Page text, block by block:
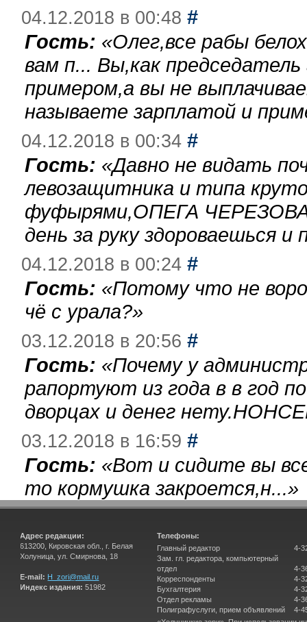
04.12.2018 в 00:48 #
Гость: «Олег,все рабы
вам п... Вы,как
примером,а вы не
называете зарплатой и
04.12.2018 в 00:34 #
Гость: «Давно не видать
левозащитника и типа
фуфырями,ОПЕГА
день за руку здороваешься
04.12.2018 в 00:24 #
Гость: «Потому что не
чё с урала?»
03.12.2018 в 20:56 #
Гость: «Почему у
рапортуют из года в в год
дворцах и денег
03.12.2018 в 16:59 #
Гость: «Вот и сидите вы
то кормушка закроется,н...»
Адрес редакции:
613200, Кировская обл., г. Белая
Холуница, ул. Смирнова, 18
E-mail: H_zori@mail.ru
Индекс издания: 51982
Телефоны:
Главный редактор
Зам. гл. редактора, компьютерный
отдел
Корреспонденты
Бухгалтерия
Отдел рекламы
Полиграфуслуги, прием объявлений
4-
4-
4-
4-
4-
4-